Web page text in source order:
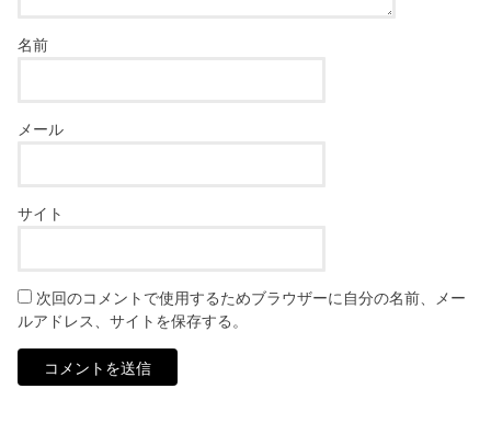
名前
メール
サイト
次回のコメントで使用するためブラウザーに自分の名前、メー
ルアドレス、サイトを保存する。